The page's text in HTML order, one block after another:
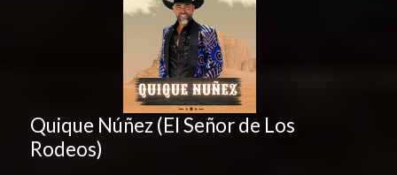
Quique Núñez (El Señor de Los
Rodeos)